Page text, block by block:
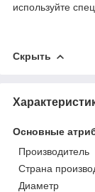
используйте
Скрыть
Основные
Производитель
Страна
Диаметр